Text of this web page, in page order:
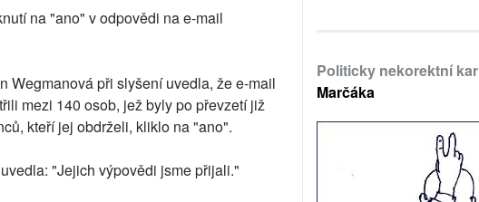
na "ano" v odpovědi na e-mail
Wegmanová při slyšení uvedla, že e-mail
mezi 140 osob, jež byly po převzetí již
kteří jej obdrželi, kliklo na "ano".
"Jejich výpovědi jsme přijali."
Politicky nekorektní
Marčáka